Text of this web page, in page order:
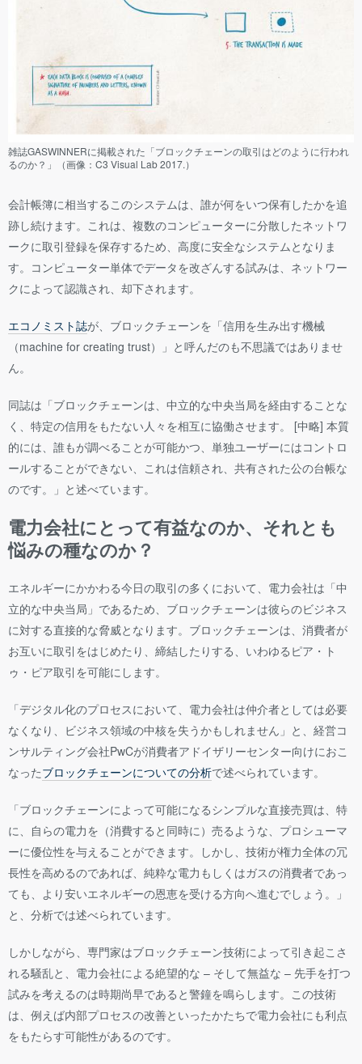
雑誌GASWINNERに掲載された「ブロックチェーンの取引はどのように行われ
るのか？」（画像：C3 Visual Lab 2017.）
会計帳簿に相当するこのシステムは、誰が何をいつ保有したかを追
跡し続けます。これは、複数のコンピューターに分散したネットワ
ークに取引登録を保存するため、高度に安全なシステムとなりま
す。コンピューター単体でデータを改ざんする試みは、ネットワー
クによって認識され、却下されます。
エコノミスト誌が、ブロックチェーンを「信用を生み出す機械
（machine for creating trust）」と呼んだのも不思議ではありませ
ん。
同誌は「ブロックチェーンは、中立的な中央当局を経由することな
く、特定の信用をもたない人々を相互に協働させます。 [中略] 本質
的には、誰もが調べることが可能かつ、単独ユーザーにはコントロ
ールすることができない、これは信頼され、共有された公の台帳な
のです。」と述べています。
電力会社にとって有益なのか、それとも
悩みの種なのか？
エネルギーにかかわる今日の取引の多くにおいて、電力会社は「中
立的な中央当局」であるため、ブロックチェーンは彼らのビジネス
に対する直接的な脅威となります。ブロックチェーンは、消費者が
お互いに取引をはじめたり、締結したりする、いわゆるピア・ト
ゥ・ピア取引を可能にします。
「デジタル化のプロセスにおいて、電力会社は仲介者としては必要
なくなり、ビジネス領域の中核を失うかもしれません」と、経営コ
ンサルティング会社PwCが消費者アドイザリーセンター向けにおこ
なったブロックチェーンについての分析で述べられています。
「ブロックチェーンによって可能になるシンプルな直接売買は、特
に、自らの電力を（消費すると同時に）売るような、プロシューマ
ーに優位性を与えることができます。しかし、技術が権力全体の冗
長性を高めるのであれば、純粋な電力もしくはガスの消費者であっ
ても、より安いエネルギーの恩恵を受ける方向へ進むでしょう。」
と、分析では述べられています。
しかしながら、専門家はブロックチェーン技術によって引き起こさ
れる騒乱と、電力会社による絶望的な – そして無益な – 先手を打つ
試みを考えるのは時期尚早であると警鐘を鳴らします。この技術
は、例えば内部プロセスの改善といったかたちで電力会社にも利点
をもたらす可能性があるのです。